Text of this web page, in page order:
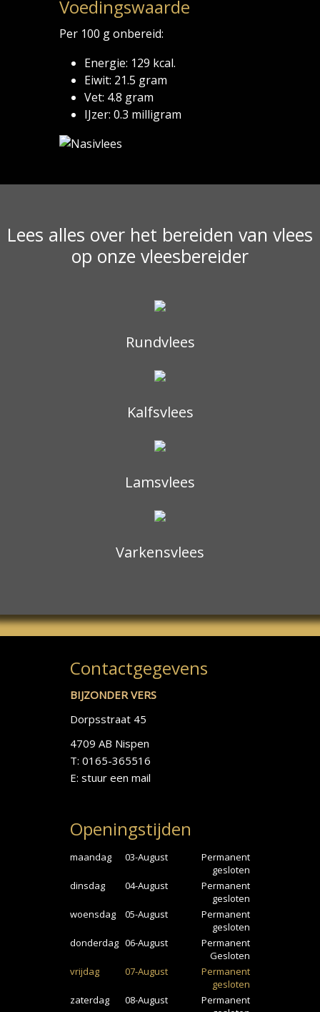
Voedingswaarde
Per 100 g onbereid:
Energie: 129 kcal.
Eiwit: 21.5 gram
Vet: 4.8 gram
IJzer: 0.3 milligram
Lees alles over het bereiden van vlees
op onze vleesbereider
Rundvlees
Kalfsvlees
Lamsvlees
Varkensvlees
Contactgegevens
BIJZONDER VERS
Dorpsstraat 45
4709 AB Nispen
T: 0165-365516
E: stuur een mail
Openingstijden
maandag 03-August
Permanent
gesloten
dinsdag
04-August
Permanent
gesloten
woensdag
05-August
Permanent
gesloten
donderdag 06-August
Permanent
Gesloten
vrijdag
07-August
Permanent
gesloten
zaterdag
08-August
Permanent